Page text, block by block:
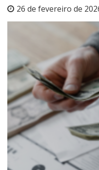
26 de fevereiro de